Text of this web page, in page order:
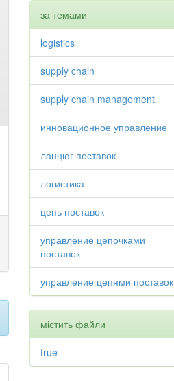
за темами
logistics
supply chain
supply chain management
инновационное управление
ланцюг поставок
логистика
цепь поставок
управление цепочками
поставок
управление цепями поставок
містить файли
true